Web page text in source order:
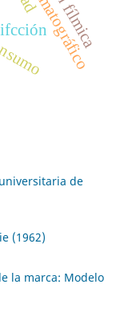
de
(1962)
la marca: Modelo